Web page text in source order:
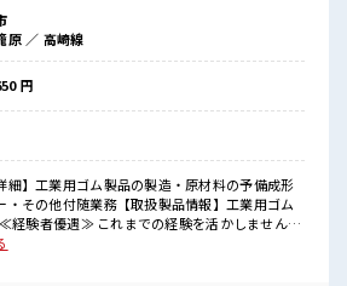
にプライベート満喫！
が探せる≫
します！
原 ／ 高崎線
円
細】工業用ゴム製品の製造・原材料の予備成形
・その他付随業務【取扱製品情報】工業用ゴム
経験者優遇≫ これまでの経験を活かしません
があっても大丈夫♪ 経験はちょっとだけ…とい